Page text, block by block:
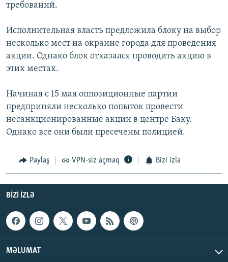
требований.
Исполнительная власть предложила блоку на выбор
несколько мест на окраине города для проведения
акции. Однако блок отказался проводить акцию в
этих местах.
Начиная с 15 мая оппозиционные партии
предприняли несколько попыток провести
несанкционированные акции в центре Баку.
Однако все они были пресечены полицией.
Paylaş VPN-siz açmaq Bizi izlə
BIZI IZLƏ
MƏLUMAT